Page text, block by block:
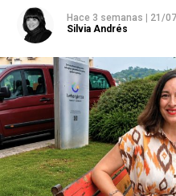
Hace 3 semanas
21/
Silvia Andrés